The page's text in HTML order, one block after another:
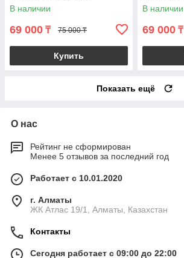
В наличии
69 000 ₸ 75 000 ₸
Купить
В наличии
69 000 ₸
Показать ещё
О нас
Рейтинг не сформирован
Менее 5 отзывов за последний год
Работает с 10.01.2020
г. Алматы
ЖК Атлас 19/1, Алматы, Казахстан
Контакты
Сегодня работает с 09:00 до 22:00